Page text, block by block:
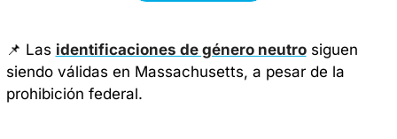
📌 Las identificaciones de género neutro siguen
siendo válidas en Massachusetts, a pesar de la
prohibición federal.